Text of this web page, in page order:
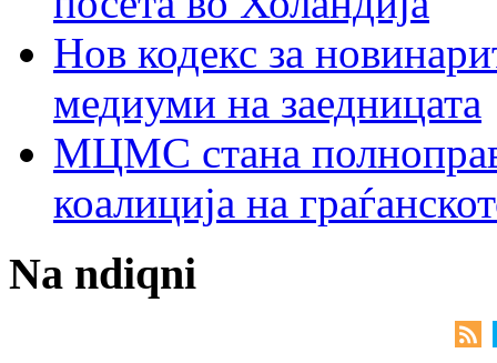
Нов кодекс за
медиуми на заедницата
МЦМС стана
коалиција на
Na ndiqni